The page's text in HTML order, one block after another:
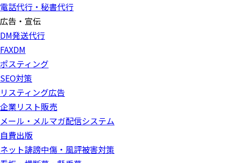
電話代行・秘書代行
広告・宣伝
DM発送代行
FAXDM
ポスティング
SEO対策
リスティング広告
企業リスト販売
メール・メルマガ配信システム
自費出版
ネット誹謗中傷・風評被害対策